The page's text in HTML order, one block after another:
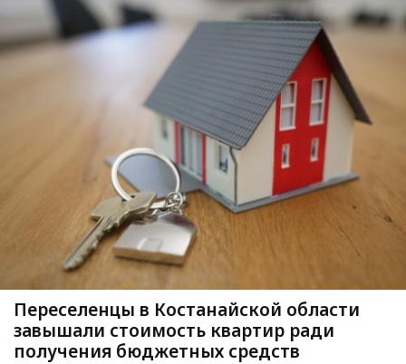
Переселенцы в Костанайской области
завышали стоимость квартир ради
получения бюджетных средств